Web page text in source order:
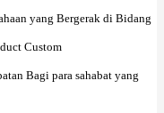
yang Bergerak di Bidang
Custom
Bagi para sahabat yang